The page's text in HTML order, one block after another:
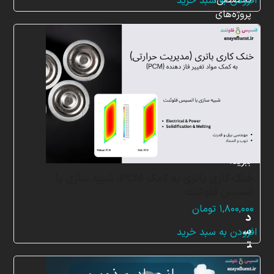
۱,۸۰۰,۰۰۰ تومان
افزودن به سبد خرید
پروژه‌های
شبیه
سازی
و
پشتیبانی
کامل
بهره
ببرید.
د
س
ت
ر